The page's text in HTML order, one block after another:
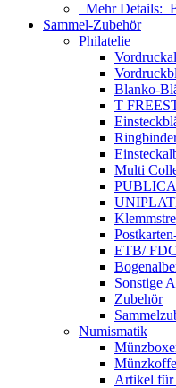
Mehr Details:
Sammel-Zubehör
Philatelie
Blanko-
T
Multi
PUBLICA
ETB/
Sonstige
Zubehör
Numismatik
Artikel für